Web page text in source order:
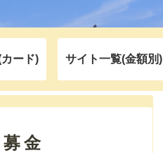
ード) サイト一覧(金額別)
金